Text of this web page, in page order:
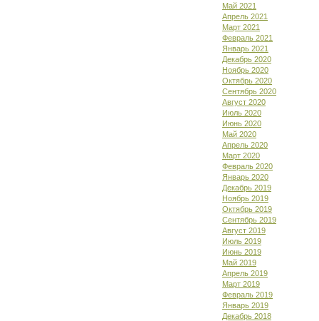
Май 2021
Апрель 2021
Март 2021
Февраль 2021
Январь 2021
Декабрь 2020
Ноябрь 2020
Октябрь 2020
Сентябрь 2020
Август 2020
Июль 2020
Июнь 2020
Май 2020
Апрель 2020
Март 2020
Февраль 2020
Январь 2020
Декабрь 2019
Ноябрь 2019
Октябрь 2019
Сентябрь 2019
Август 2019
Июль 2019
Июнь 2019
Май 2019
Апрель 2019
Март 2019
Февраль 2019
Январь 2019
Декабрь 2018